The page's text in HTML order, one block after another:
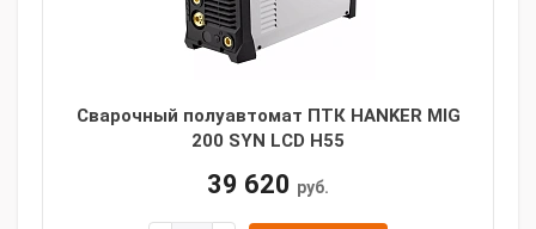
Сварочный полуавтомат ПТК HANKER MIG
200 SYN LCD H55
39 620 руб.